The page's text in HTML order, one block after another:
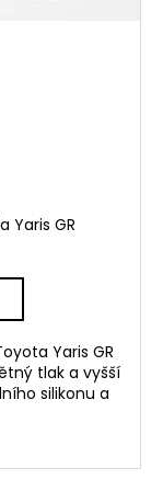
Yaris GR
Yaris GR
tlak a vyšší
silikonu a